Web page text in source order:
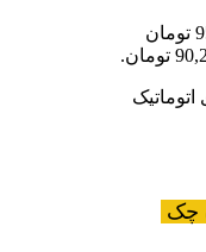
قیمت اصلی: 95,000,000 تومان